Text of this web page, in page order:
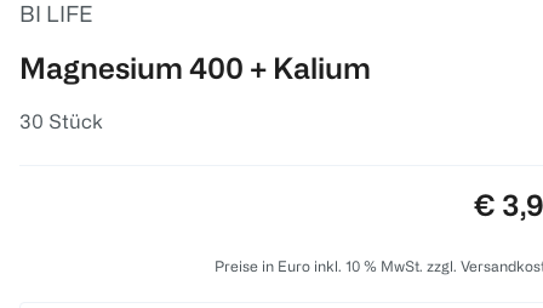
BI LIFE
Magnesium 400 + Kalium
30 Stück
€
Preise in Euro inkl. 10 % MwSt. zzgl.